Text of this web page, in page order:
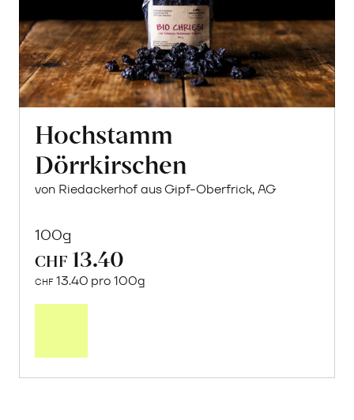
Hochstamm
Dörrkirschen
von Riedackerhof aus Gipf-Oberfrick, AG
100g
CHF 13.40
CHF 13.40 pro 100g